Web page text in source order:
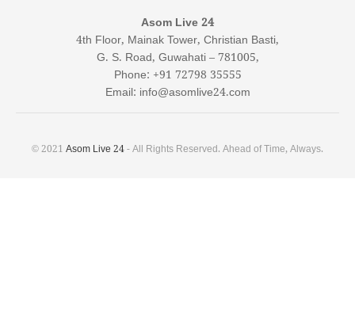
Asom Live 24
4th Floor, Mainak Tower, Christian Basti,
G. S. Road, Guwahati – 781005,
Phone: +91 72798 35555
Email: info@asomlive24.com
© 2021 Asom Live 24- All Rights Reserved. Ahead of Time, Always.